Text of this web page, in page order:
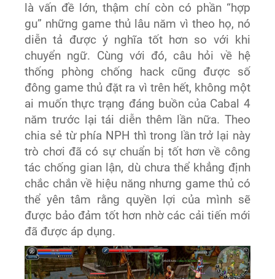
là vấn đề lớn, thậm chí còn có phần “hợp
gu” những game thủ lâu năm vì theo họ, nó
diễn tả được ý nghĩa tốt hơn so với khi
chuyển ngữ. Cùng với đó, câu hỏi về hệ
thống phòng chống hack cũng được số
đông game thủ đặt ra vì trên hết, không một
ai muốn thực trạng đáng buồn của Cabal 4
năm trước lại tái diễn thêm lần nữa. Theo
chia sẻ từ phía NPH thì trong lần trở lại này
trò chơi đã có sự chuẩn bị tốt hơn về công
tác chống gian lận, dù chưa thể khẳng định
chắc chắn về hiệu năng nhưng game thủ có
thể yên tâm rằng quyền lợi của mình sẽ
được bảo đảm tốt hơn nhờ các cải tiến mới
đã được áp dụng.